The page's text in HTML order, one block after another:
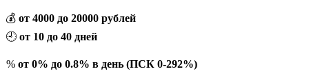
💰 от 4000 до 20000 рублей
🕘 от 10 до 40 дней
% от 0% до 0.8% в день (ПСК 0-292%)